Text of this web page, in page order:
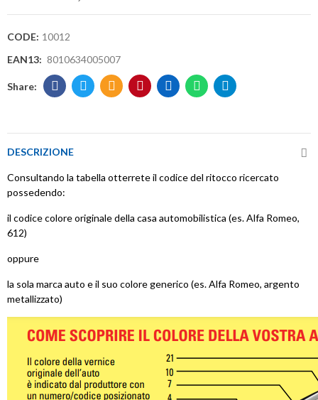
CODE: 10012
EAN13: 8010634005007
DESCRIZIONE
Consultando la tabella otterrete il codice del ritocco ricercato
possedendo:
il codice colore originale della casa automobilistica (es. Alfa Romeo,
612)
oppure
la sola marca auto e il suo colore generico (es. Alfa Romeo, argento
metallizzato)